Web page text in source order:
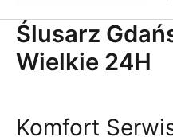
Ślusarz
Wielkie 24H
Komfort